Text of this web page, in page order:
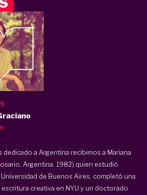
dedicado a Argentina recibimos a Mariana
Argentina. 1982) quien estudió
Universidad de Buenos Aires, completó una
escritura creativa en NYU y un doctorado